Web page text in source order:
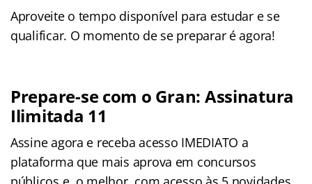
Aproveite o tempo disponível para estudar e se
qualificar. O momento de se preparar é agora!
Prepare-se com o Gran: Assinatura
Ilimitada 11
Assine agora e receba acesso IMEDIATO a
plataforma que mais aprova em concursos